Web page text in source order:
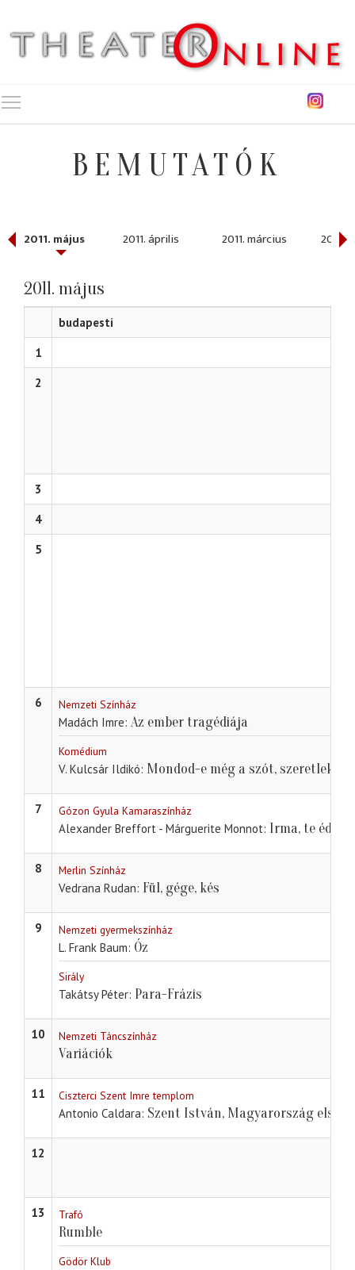
BEMUTATÓK
2011. május 2011. április 2011. március 2011.
2011. május
budapesti
1
2
3
4
5
6 Nemzeti Színház
Madách Imre Az ember tragédiája
Komédium
V. Kulcsár Ildikó Mondod-e még a szót, szeretlek?
7 Gózon Gyula Kamaraszínház
Alexander Breffort - Márguerite Monnot Irma, te édes!
8 Merlin Színház
Vedrana Rudan Fül, gége, kés
9 Nemzeti gyermekszínház
L. Frank Baum Óz
Sirály
Takátsy Péter Para-Frázis
10 Nemzeti Táncszínház
Variációk
11 Ciszterci Szent Imre templom
Antonio Caldara Szent István, Magyarország első
12
13 Trafó
Rumble
Gödör Klub